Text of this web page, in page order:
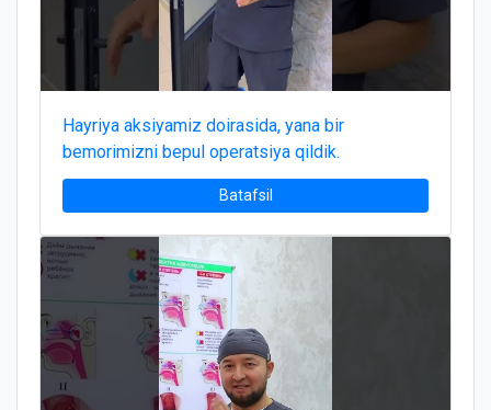
Hayriya aksiyamiz doirasida, yana bir
bemorimizni bepul operatsiya qildik.
Batafsil